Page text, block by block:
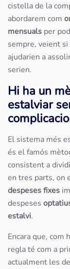
cistella de la
abordarem com
mensuals per
sempre, veient
ajudarien a
serien.
Hi ha un
estalviar
El sistema més
és el famós
consistent a
en tres parts, on
despeses fixes
despeses
estalvi.
Encara que, com
regla té com a
actualment les